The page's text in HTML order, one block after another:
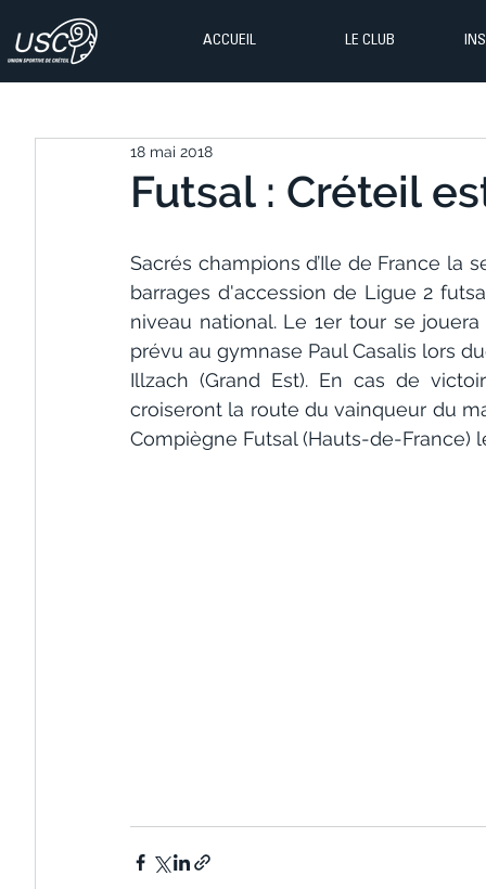
ACCUEIL LE CLUB
Futsal : Créteil
18 mai 2018
Sacrés champions d’Ile de France la
barrages d'accession de Ligue 2
niveau national. Le 1er tour se
prévu au gymnase Paul Casalis lors
Illzach (Grand Est). En cas de
croiseront la route du vainqueur du
Compiègne Futsal (Hauts-de-France)